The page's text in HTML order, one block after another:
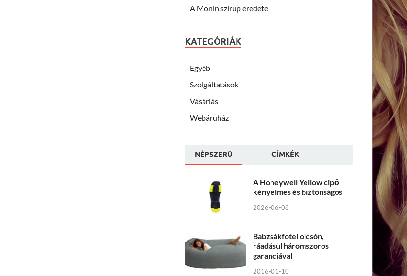
A Monin szirup eredete
KATEGÓRIÁK
Egyéb
Szolgáltatások
Vásárlás
Webáruház
NÉPSZERÜ CÍMKÉK
A Honeywell Yellow cipő
kényelmes és biztonságos
2026-06-08
Babzsákfotel olcsón,
ráadásul háromszoros
garanciával
2016-01-10